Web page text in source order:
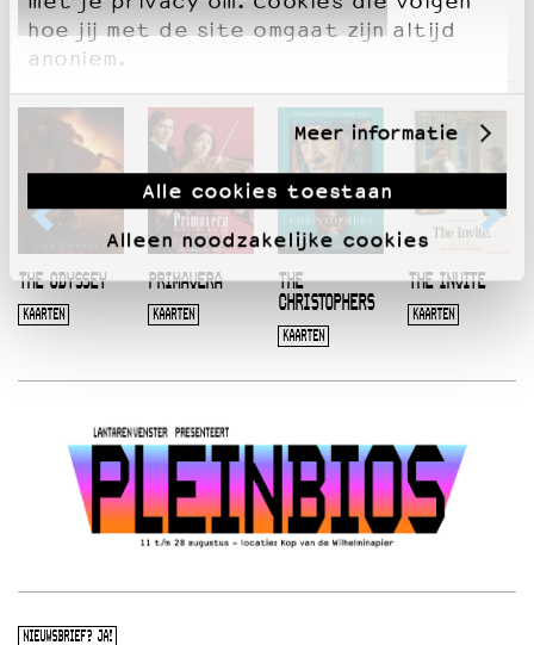
hoe jij met de site omgaat zijn altijd
anoniem.
Meer informatie
Alle cookies toestaan
Alleen noodzakelijke cookies
THE ODYSSEY
KAARTEN
PRIMAVERA
KAARTEN
THE
CHRISTOPHERS
KAARTEN
THE INVITE
KAARTEN
NIEUWSBRIEF? JA!